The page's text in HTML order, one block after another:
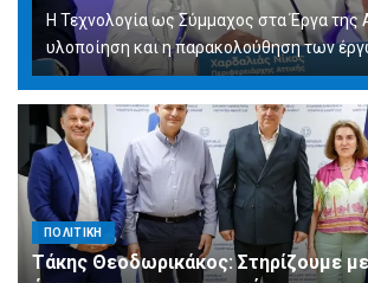
Η Τεχνολογία ως Σύμμαχος στα Έργα της
υλοποίηση και η παρακολούθηση των
ΠΟΛΙΤΙΚΗ
Τάκης Θεοδωρικάκος: Στηρίζουμε